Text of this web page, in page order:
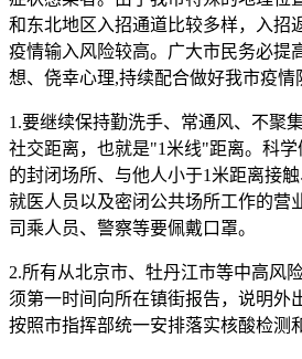
和东北地区入招通道比较多样，入招
疫情输入风险较高。广大市民务必提
想、侥幸心理,持续配合做好我市疫情
1.要继续保持勤洗手、常通风、不聚
社交距离，也就是"1米线"距离。科
的封闭场所、与他人小于1米距离接触
就医人员以及密闭公共场所工作的营
司乘人员、警察等要佩戴口罩。
2.所有从北京市、牡丹江市等中高风
须第一时间向所在镇街报告，说明外
按照市指挥部统一安排落实核酸检测